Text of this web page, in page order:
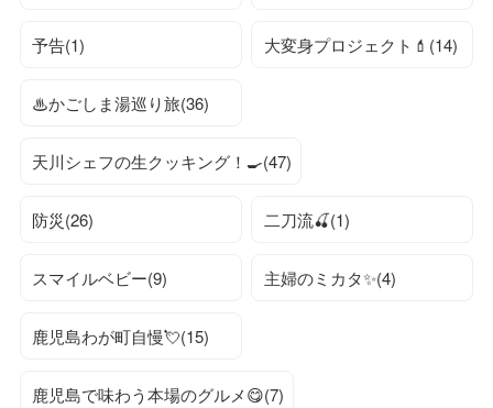
予告(1) 大変身プロジェクト💄(14)
♨かごしま湯巡り旅(36)
天川シェフの生クッキング！🍳(47)
防災(26) 二刀流🍒(1)
スマイルベビー(9) 主婦のミカタ✨(4)
鹿児島わが町自慢💘(15)
鹿児島で味わう本場のグルメ😋(7)